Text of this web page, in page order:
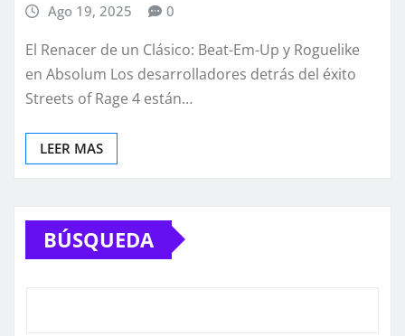
Ago 19, 2025 0
El Renacer de un Clásico: Beat-Em-Up y Roguelike
en Absolum Los desarrolladores detrás del éxito
Streets of Rage 4 están…
LEER MAS
BÚSQUEDA